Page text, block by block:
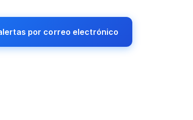
por correo electrónico